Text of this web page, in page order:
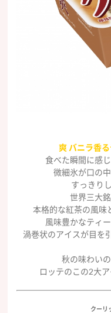
爽 バニラ香
食べた瞬間に感
微細氷が口の
すっきり
世界三大
本格的な紅茶の風味
風味豊かなティ
渦巻状のアイスが目を
秋の味わい
ロッテのこの2大
クーリ